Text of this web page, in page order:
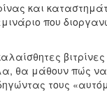
και
που
βιτρίνες
θα μάθουν πώς
τους